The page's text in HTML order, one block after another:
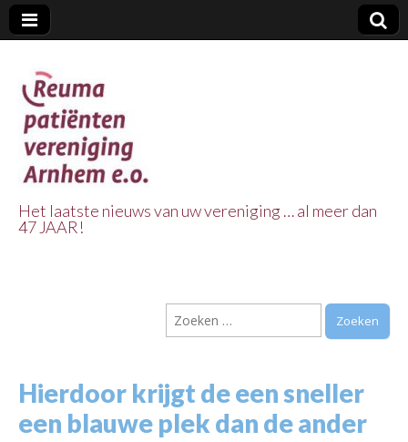
Vereniging
Arnhem e.o.
Het laatste nieuws van uw vereniging … al meer dan
47 JAAR!
Zoeken
naar:
Hierdoor krijgt de een sneller
een blauwe plek dan de ander